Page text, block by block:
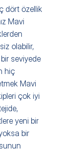
dört özellik
Mavi
olabilir,
seviyede
hiç
Mavi
çok iyi
yeni bir
bir